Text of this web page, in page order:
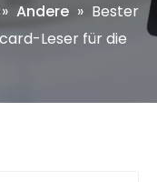
» Andere » Bester
Leser für die